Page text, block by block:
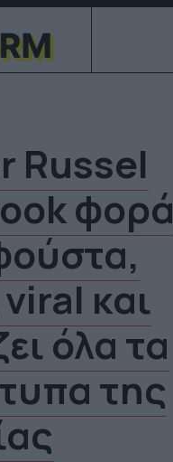
Russel
φορά
viral και
όλα τα
της